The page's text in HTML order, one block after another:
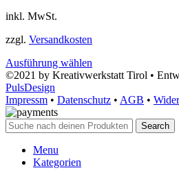
inkl. MwSt.
zzgl. Versandkosten
Ausführung wählen
©2021 by Kreativwerkstatt Tirol •
PulsDesign
Impressm • Datenschutz • AGB •
Search
Menu
Kategorien